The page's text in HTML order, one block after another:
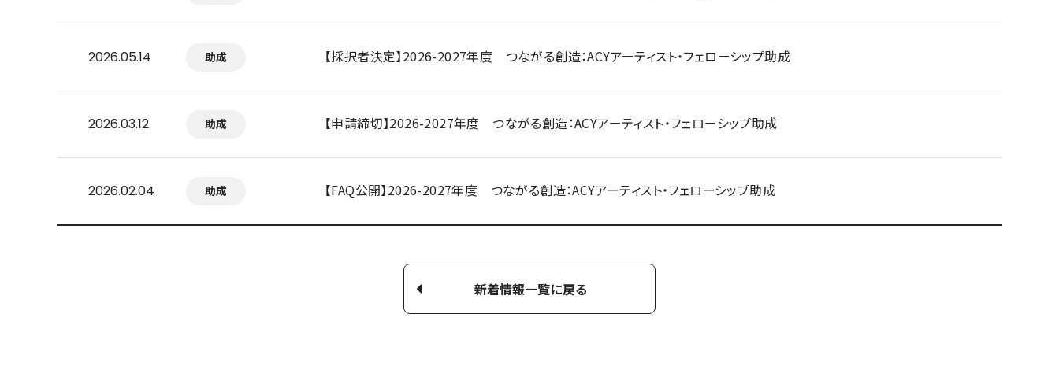
2026.05.14 助成 【採択者決定】2026-2027年度 つながる創造：ACYアーティスト・フェローシップ助成
2026.03.12 助成 【申請締切】2026-2027年度 つながる創造：ACYアーティスト・フェローシップ助成
2026.02.04 助成 【FAQ公開】2026-2027年度 つながる創造：ACYアーティスト・フェローシップ助成
新着情報一覧に戻る